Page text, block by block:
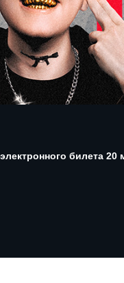
билета 20